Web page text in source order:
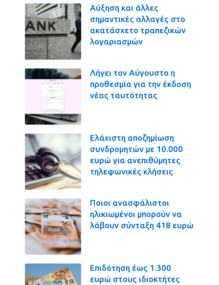
Αύξηση και άλλες
σημαντικές αλλαγές στο
ακατάσχετο τραπεζικών
λογαριασμών
Λήγει τον Αύγουστο η
προθεσμία για την έκδοση
νέας ταυτότητας
Ελάχιστη αποζημίωση
συνδρομητών με 10.000
ευρώ για ανεπιθύμητες
τηλεφωνικές κλήσεις
Ποιοι ανασφάλιστοι
ηλικιωμένοι μπορούν να
λάβουν σύνταξη 418 ευρώ
Επιδότηση έως 1.300
ευρώ στους ιδιοκτήτες